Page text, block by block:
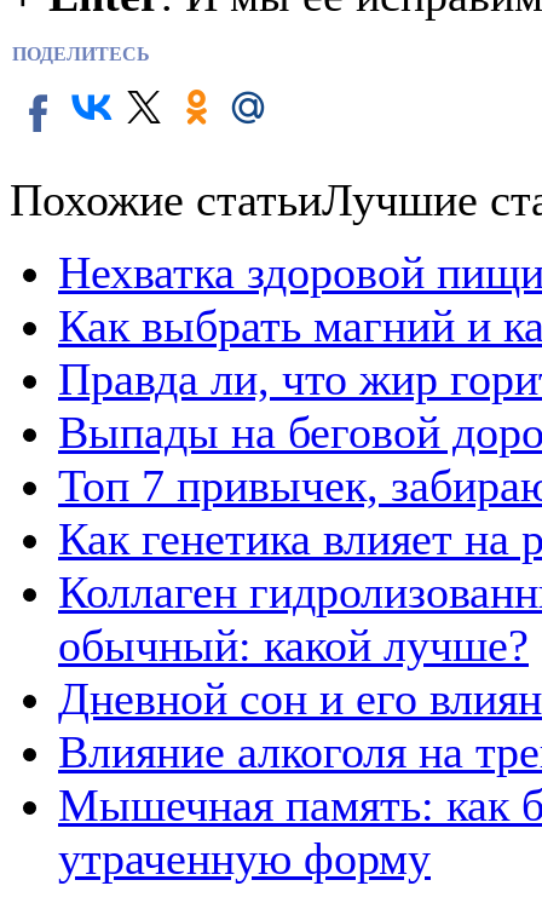
ПОДЕЛИТЕСЬ
Похожие статьиЛучшие
Нехватка здоровой
Как выбрать магний и
Правда ли, что жир
Выпады на беговой
Топ 7 привычек,
Как генетика влияет
Коллаген
обычный: какой лучше?
Дневной сон и его
Влияние алкоголя на
Мышечная память: как
утраченную форму